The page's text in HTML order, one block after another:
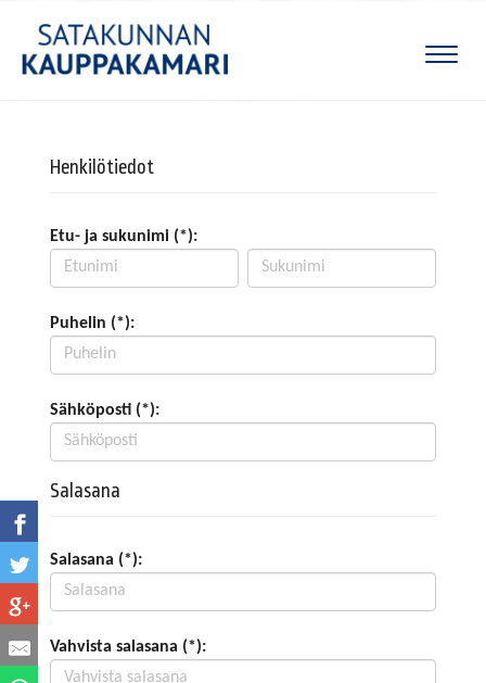
Henkilötiedot
Etu- ja sukunimi (*):
Puhelin (*):
Sähköposti (*):
Salasana
Salasana (*):
Vahvista salasana (*):